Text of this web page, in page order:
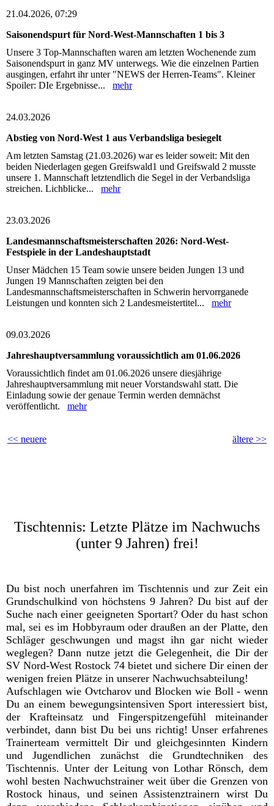
21.04.2026, 07:29
Saisonendspurt für Nord-West-Mannschaften 1 bis 3
Unsere 3 Top-Mannschaften waren am letzten Wochenende zum
Saisonendspurt in ganz MV unterwegs. Wie die einzelnen Partien
ausgingen, erfahrt ihr unter "NEWS der Herren-Teams". Kleiner
Spoiler: DIe Ergebnisse... mehr
24.03.2026
Abstieg von Nord-West 1 aus Verbandsliga besiegelt
Am letzten Samstag (21.03.2026) war es leider soweit: Mit den
beiden Niederlagen gegen Greifswald1 und Greifswald 2 musste
unsere 1. Mannschaft letztendlich die Segel in der Verbandsliga
streichen. Lichblicke... mehr
23.03.2026
Landesmannschaftsmeisterschaften 2026: Nord-West-
Festspiele in der Landeshauptstadt
Unser Mädchen 15 Team sowie unsere beiden Jungen 13 und
Jungen 19 Mannschaften zeigten bei den
Landesmannschaftsmeisterschaften in Schwerin hervorrganede
Leistungen und konnten sich 2 Landesmeistertitel... mehr
09.03.2026
Jahreshauptversammlung voraussichtlich am 01.06.2026
Voraussichtlich findet am 01.06.2026 unsere diesjährige
Jahreshauptversammlung mit neuer Vorstandswahl statt. Die
Einladung sowie der genaue Termin werden demnächst
veröffentlicht. mehr
<< neuere ältere >>
Tischtennis: Letzte Plätze im Nachwuchs
(unter 9 Jahren) frei!
Du bist noch unerfahren im Tischtennis und zur Zeit ein
Grundschulkind von höchstens 9 Jahren? Du bist auf der
Suche nach einer geeigneten Sportart? Oder du hast schon
mal, sei es im Hobbyraum oder draußen an der Platte, den
Schläger geschwungen und magst ihn gar nicht wieder
weglegen? Dann nutze jetzt die Gelegenheit, die Dir der
SV Nord-West Rostock 74 bietet und sichere Dir einen der
wenigen freien Plätze in unserer Nachwuchsabteilung!
Aufschlagen wie Ovtcharov und Blocken wie Boll - wenn
Du an einem bewegungsintensiven Sport interessiert bist,
der Krafteinsatz und Fingerspitzengefühl miteinander
verbindet, dann bist Du bei uns richtig! Unser erfahrenes
Trainerteam vermittelt Dir und gleichgesinnten Kindern
und Jugendlichen zunächst die Grundtechniken des
Tischtennis. Unter der Leitung von Lothar Rönsch, dem
wohl besten Nachwuchstrainer weit über die Grenzen von
Rostock hinaus, und seinen Assistenztrainern wirst Du